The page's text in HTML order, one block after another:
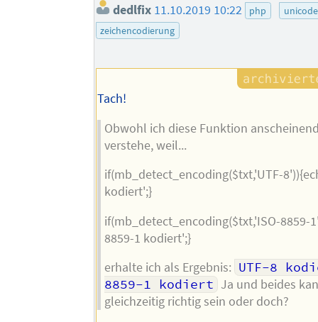
dedlfix 11.10.2019 10:22 php
unicode
zeichencodierung
Tach!
Obwohl ich diese Funktion
verstehe, weil...
if(mb_detect_encoding($txt,'UTF-
kodiert';}
if(mb_detect_encoding($txt,'ISO-8859-
8859-1 kodiert';}
erhalte ich als Ergebnis: UTF-8
8859-1 kodiert Ja und beides
gleichzeitig richtig sein oder doch?